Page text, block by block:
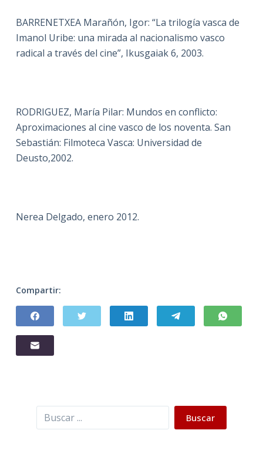
BARRENETXEA Marañón, Igor: “La trilogía vasca de
Imanol Uribe: una mirada al nacionalismo vasco
radical a través del cine”, Ikusgaiak 6, 2003.
RODRIGUEZ, María Pilar: Mundos en conflicto:
Aproximaciones al cine vasco de los noventa. San
Sebastián: Filmoteca Vasca: Universidad de
Deusto,2002.
Nerea Delgado, enero 2012.
Compartir:
Buscar Buscar